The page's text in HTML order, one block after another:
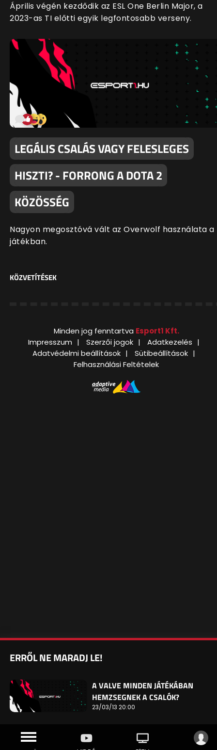
Április végén kezdődik az ESL One Berlin Major, a
2023-as TI előtti egyik legfontosabb verseny.
LEGÁLIS CSALÁS VAGY FELESLEGES
HISZTI? - FORRONG A DOTA 2
KÖZÖSSÉG
Nagyon megosztóvá vált az Overwolf használata a
játékban.
KÖZVETÍTÉSEK
Minden jog fenntartva Esport1 Kft.
Impresszum
Szerzői jogok
Adatkezelés
Adatvédelmi beállítások
Sütibeállítások
Felhasználási Feltételek
ERRŐL NE MARADJ LE!
A VALVE MINDEN JÁTÉKÁBAN
HEMZSEGNEK A CSALÓK?
23/03/13 20:00